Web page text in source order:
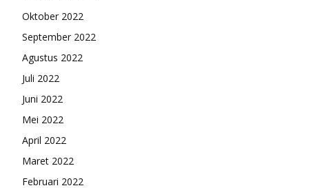
Oktober 2022
September 2022
Agustus 2022
Juli 2022
Juni 2022
Mei 2022
April 2022
Maret 2022
Februari 2022